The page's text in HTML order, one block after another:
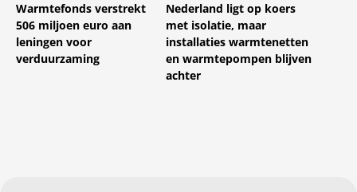
Warmtefonds verstrekt
506 miljoen euro aan
leningen voor
verduurzaming
Nederland ligt op koers
met isolatie, maar
installaties warmtenetten
en warmtepompen blijven
achter